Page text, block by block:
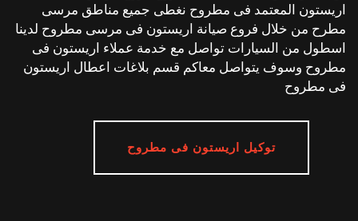
اريستون المعتمد فى مطروح نغطى جميع مناطق مرسى
مطرح من خلال فروع صيانة اريستون فى مرسى مطروح لدينا
اسطول من السيارات تواصل مع خدمة عملاء اريستون فى
مطروح وسوف يتواصل معاكم قسم بلاغات اعطال اريستون
فى مطروح
توكيل اريستون فى مطروح